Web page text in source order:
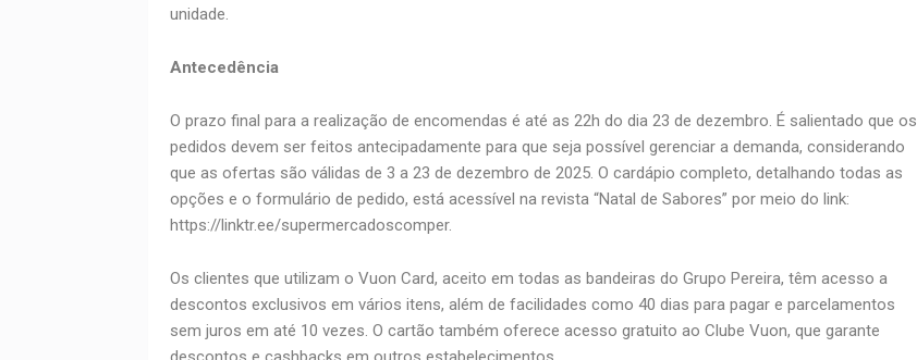
unidade.
Antecedência
O prazo final para a realização de encomendas é até as 22h do dia 23 de dezembro. É salientado que os
pedidos devem ser feitos antecipadamente para que seja possível gerenciar a demanda, considerando
que as ofertas são válidas de 3 a 23 de dezembro de 2025. O cardápio completo, detalhando todas as
opções e o formulário de pedido, está acessível na revista “Natal de Sabores” por meio do link:
https://linktr.ee/supermercadoscomper.
Os clientes que utilizam o Vuon Card, aceito em todas as bandeiras do Grupo Pereira, têm acesso a
descontos exclusivos em vários itens, além de facilidades como 40 dias para pagar e parcelamentos
sem juros em até 10 vezes. O cartão também oferece acesso gratuito ao Clube Vuon, que garante